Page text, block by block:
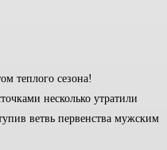
теплого сезона!
несколько утратили
ветвь первенства мужским